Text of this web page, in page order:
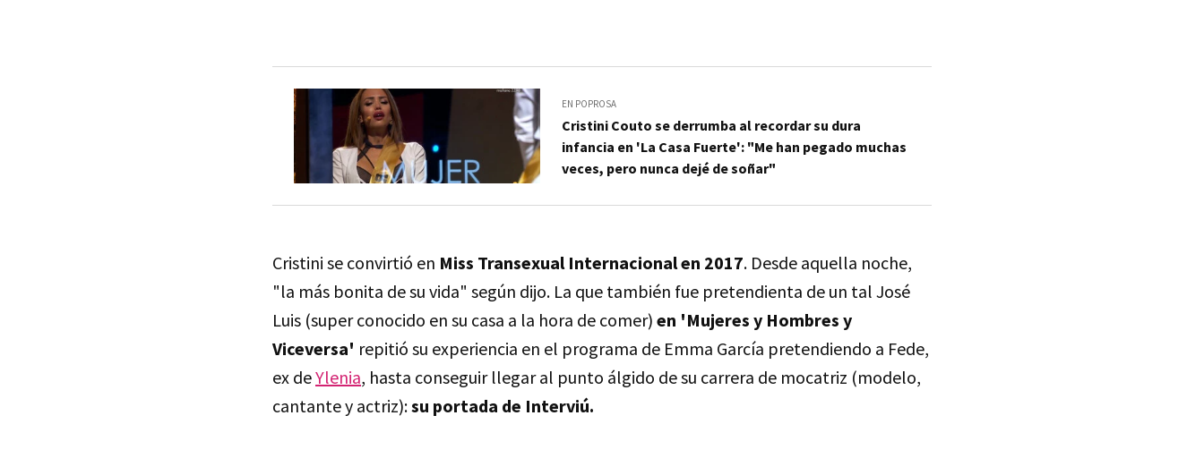
EN POPROSA
Cristini Couto se derrumba al recordar su dura
infancia en 'La Casa Fuerte': "Me han pegado muchas
veces, pero nunca dejé de soñar"
Cristini se convirtió en Miss Transexual Internacional en 2017. Desde aquella noche,
"la más bonita de su vida" según dijo. La que también fue pretendienta de un tal José
Luis (super conocido en su casa a la hora de comer) en 'Mujeres y Hombres y
Viceversa' repitió su experiencia en el programa de Emma García pretendiendo a Fede,
ex deYlenia, hasta conseguir llegar al punto álgido de su carrera de mocatriz (modelo,
cantante y actriz):su portada de Interviú.